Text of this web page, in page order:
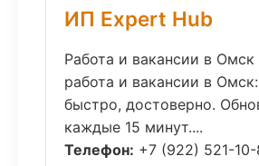
ИП Expert Hub
Работа и вакансии в Омск
работа и вакансии в
быстро, достоверно.
каждые 15 минут....
Телефон: +7 (922) 521-